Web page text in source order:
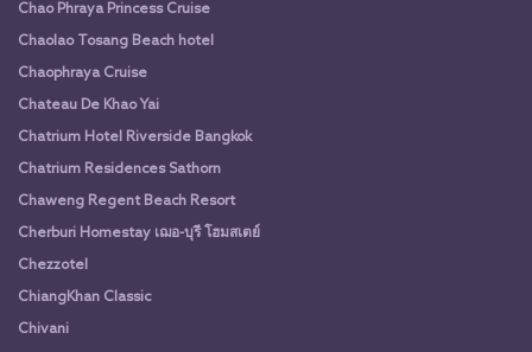
Chao Phraya Princess Cruise
Chaolao Tosang Beach hotel
Chaophraya Cruise
Chateau De Khao Yai
Chatrium Hotel Riverside Bangkok
Chatrium Residences Sathorn
Chaweng Regent Beach Resort
Cherburi Homestay เฌอ-บุรี โฮมสเตย์
Chezzotel
ChiangKhan Classic
Chivani